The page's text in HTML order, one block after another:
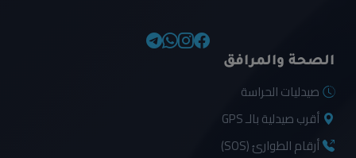
الصحة والمرافق
صيدليات الحراسة
أقرب صيدلية بالـ GPS
أرقام الطوارئ (SOS)